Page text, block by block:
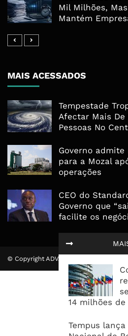
14 milhões
Tempus lança
Mil Milhões,
Mantém
MAIS ACESSADOS
Tempestade
Afectar Mais De
Pessoas No
Governo
para a Mozal
operações
CEO do
Governo que
facilite os
© Copyright ADVALUE. Todos Direitos